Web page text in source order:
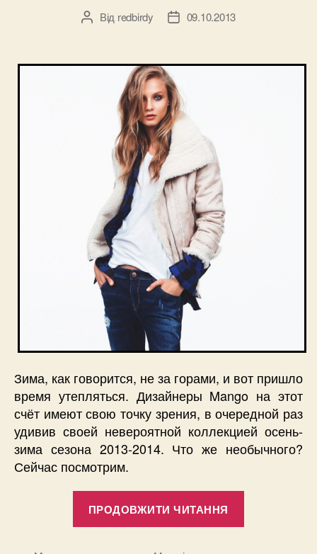
Автор
Від redbirdy
Дата09.10.2013
Зима, как говорится, не за горами, и вот пришло
время утепляться. Дизайнеры Mango на этот
счёт имеют свою точку зрения, в очередной раз
удивив своей невероятной коллекцией осень-
зима сезона 2013-2014. Что же необычного?
Сейчас посмотрим.
ПРОДОВЖИТИ ЧИТАННЯ